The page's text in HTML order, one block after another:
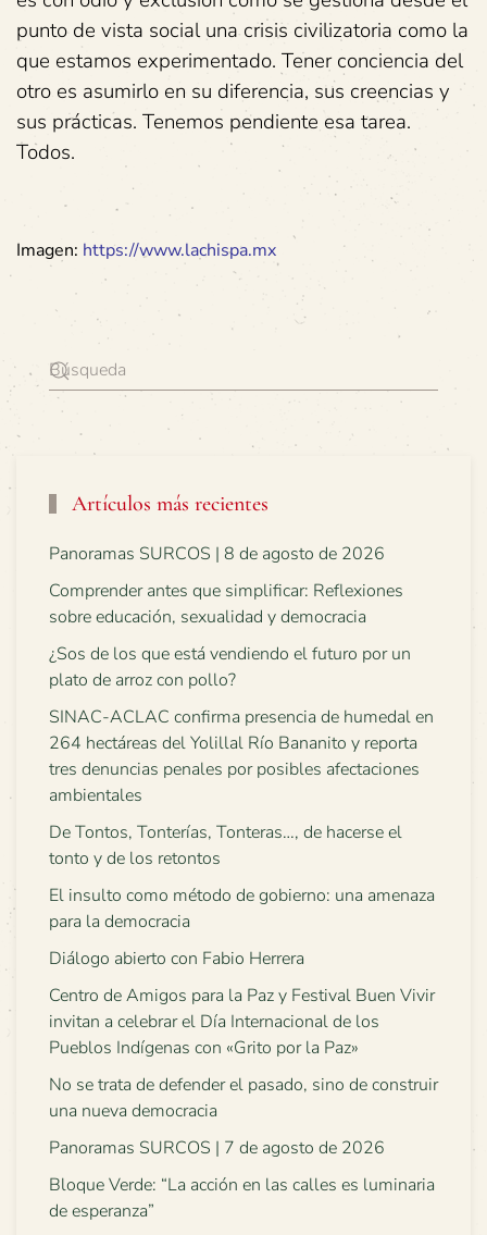
punto de vista social una crisis civilizatoria como la
que estamos experimentado. Tener conciencia del
otro es asumirlo en su diferencia, sus creencias y
sus prácticas. Tenemos pendiente esa tarea.
Todos.
Imagen: https://www.lachispa.mx
Artículos más recientes
Panoramas SURCOS | 8 de agosto de 2026
Comprender antes que simplificar: Reflexiones
sobre educación, sexualidad y democracia
¿Sos de los que está vendiendo el futuro por un
plato de arroz con pollo?
SINAC-ACLAC confirma presencia de humedal en
264 hectáreas del Yolillal Río Bananito y reporta
tres denuncias penales por posibles afectaciones
ambientales
De Tontos, Tonterías, Tonteras…, de hacerse el
tonto y de los retontos
El insulto como método de gobierno: una amenaza
para la democracia
Diálogo abierto con Fabio Herrera
Centro de Amigos para la Paz y Festival Buen Vivir
invitan a celebrar el Día Internacional de los
Pueblos Indígenas con «Grito por la Paz»
No se trata de defender el pasado, sino de construir
una nueva democracia
Panoramas SURCOS | 7 de agosto de 2026
Bloque Verde: “La acción en las calles es luminaria
de esperanza”